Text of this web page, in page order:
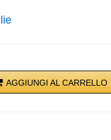
AGGIUNGI AL CARRELLO